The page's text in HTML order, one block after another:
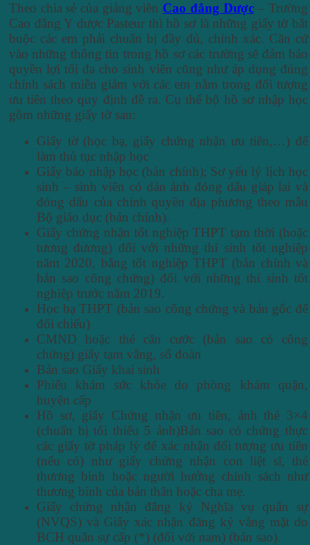
Theo chia sẻ của giảng viên Cao đẳng Dược– Trường
Cao đẳng Y dược Pasteur thì hồ sơ là những giấy tờ bắt
buộc các em phải chuẩn bị đầy đủ, chính xác. Căn cứ
vào những thông tin trong hồ sơ các trường sẽ đảm bảo
quyền lợi tối đa cho sinh viên cũng như áp dụng đúng
chính sách miễn giảm với các em nằm trong đối tượng
ưu tiên theo quy định đề ra. Cụ thể bộ hồ sơ nhập học
gồm những giấy tờ sau:
Giấy tờ (học bạ, giấy chứng nhận ưu tiên,…) để
làm thủ tục nhập học
Giấy báo nhập học (bản chính); Sơ yếu lý lịch học
sinh – sinh viên có dán ảnh đóng dấu giáp lai và
đóng dấu của chính quyền địa phương theo mẫu
Bộ giáo dục (bản chính).
Giấy chứng nhận tốt nghiệp THPT tạm thời (hoặc
tương đương) đối với những thí sinh tốt nghiệp
năm 2020, bằng tốt nghiệp THPT (bản chính và
bản sao công chứng) đối với những thí sinh tốt
nghiệp trước năm 2019.
Học bạ THPT (bản sao công chứng và bản gốc để
đối chiếu)
CMND hoặc thẻ căn cước (bản sao có công
chứng) giấy tạm vắng, sổ đoàn
Bản sao Giấy khai sinh
Phiếu khám sức khỏe do phòng khám quận,
huyện cấp
Hồ sơ, giấy Chứng nhận ưu tiên, ảnh thẻ 3×4
(chuẩn bị tối thiểu 5 ảnh)Bản sao có chứng thực
các giấy tờ pháp lý để xác nhận đối tượng ưu tiên
(nếu có) như giấy chứng nhận con liệt sĩ, thẻ
thương binh hoặc người hưởng chính sách như
thương binh của bản thân hoặc cha mẹ.
Giấy chứng nhận đăng ký Nghĩa vụ quân sự
(NVQS) và Giấy xác nhận đăng ký vắng mặt do
BCH quân sự cấp (*) (đối với nam) (bản sao).